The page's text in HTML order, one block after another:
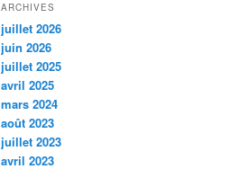
ARCHIVES
juillet 2026
juin 2026
juillet 2025
avril 2025
mars 2024
août 2023
juillet 2023
avril 2023